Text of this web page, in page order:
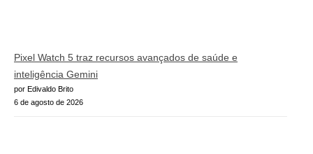
Pixel Watch 5 traz recursos avançados de saúde e
inteligência Gemini
por Edivaldo Brito
6 de agosto de 2026